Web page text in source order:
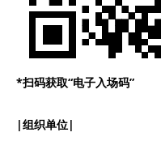
*扫码获取“电子入场码”
|组织单位|